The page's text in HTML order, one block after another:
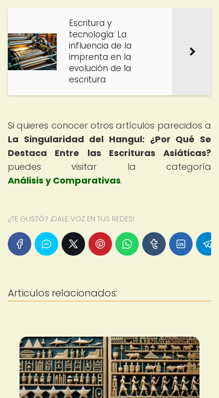
Escritura y
tecnología: La
influencia de la
imprenta en la
evolución de la
escritura
Si quieres conocer otros artículos parecidos a
La Singularidad del Hangul: ¿Por Qué Se
Destaca Entre las Escrituras Asiáticas?
puedes visitar la categoría
Análisis y Comparativas.
¿TE GUSTÓ? ¡DALE VOZ EN TUS REDES!
Articulos relacionados: